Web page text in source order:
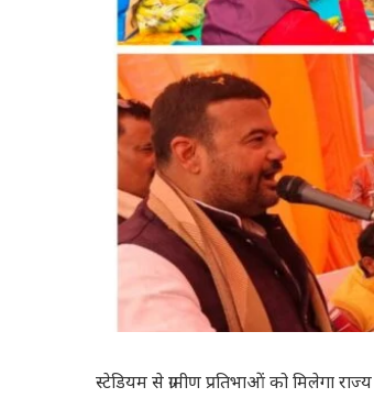
स्टेडियम से ग्रामीण प्रतिभाओं को मिलेगा